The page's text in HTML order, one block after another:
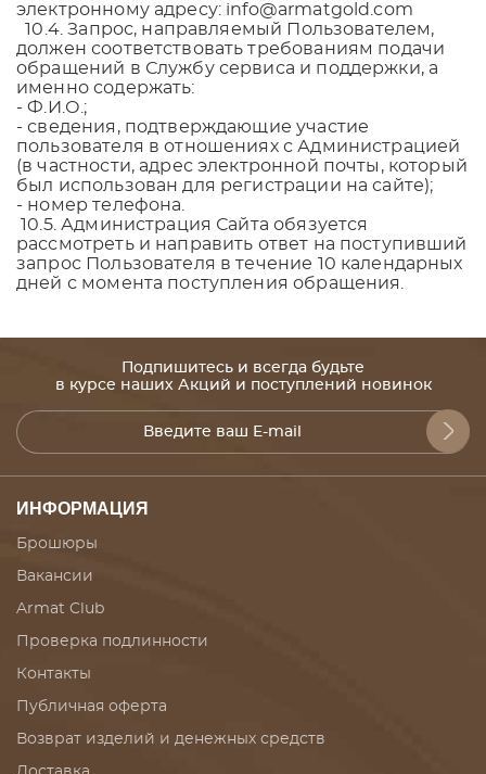
электронному адресу: info@armatgold.com
10.4. Запрос, направляемый Пользователем,
должен соответствовать требованиям подачи
обращений в Службу сервиса и поддержки, а
именно содержать:
- Ф.И.О.;
- сведения, подтверждающие участие
пользователя в отношениях с Администрацией
(в частности, адрес электронной почты, который
был использован для регистрации на сайте);
- номер телефона.
10.5. Администрация Сайта обязуется
рассмотреть и направить ответ на поступивший
запрос Пользователя в течение 10 календарных
дней с момента поступления обращения.
Подпишитесь и всегда будьте
в курсе наших Акций и поступлений новинок
ИНФОРМАЦИЯ
Брошюры
Вакансии
Armat Club
Проверка подлинности
Контакты
Публичная оферта
Возврат изделий и денежных средств